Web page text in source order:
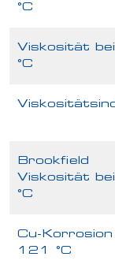
°C
Viskosität
°C
Brookfield
Viskosität
°C
Cu-Korrosion
121 °C